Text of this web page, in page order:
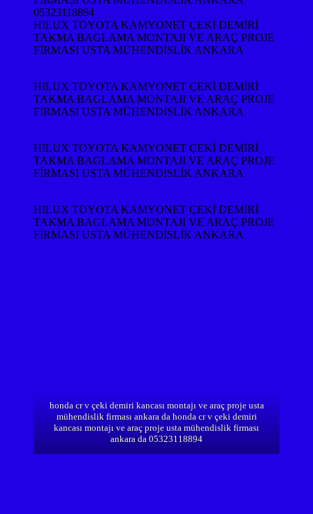
HILUX TOYOTA KAMYONET ÇEKİ DEMİRİ
TAKMA BAGLAMA MONTAJI VE ARAÇ PROJE
FİRMASI USTA MÜHENDİSLİK ANKARA
HILUX TOYOTA KAMYONET ÇEKİ DEMİRİ
TAKMA BAGLAMA MONTAJI VE ARAÇ PROJE
FİRMASI USTA MÜHENDİSLİK ANKARA
HILUX TOYOTA KAMYONET ÇEKİ DEMİRİ
TAKMA BAGLAMA MONTAJI VE ARAÇ PROJE
FİRMASI USTA MÜHENDİSLİK ANKARA
HILUX TOYOTA KAMYONET ÇEKİ DEMİRİ
TAKMA BAGLAMA MONTAJI VE ARAÇ PROJE
FİRMASI USTA MÜHENDİSLİK ANKARA
honda cr v çeki demiri kancası montajı ve araç proje usta
mühendislik firması ankara da honda cr v çeki demiri
kancası montajı ve araç proje usta mühendislik firması
ankara da 05323118894